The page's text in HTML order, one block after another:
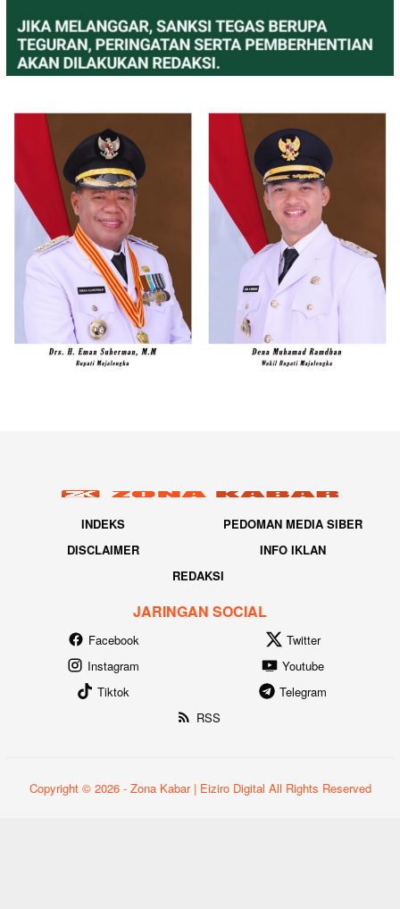
INDEKS
PEDOMAN MEDIA SIBER
DISCLAIMER
INFO IKLAN
REDAKSI
JARINGAN SOCIAL
Facebook
Twitter
Instagram
Youtube
Tiktok
Telegram
RSS
Copyright © 2026 - Zona Kabar | Eiziro Digital All Rights Reserved